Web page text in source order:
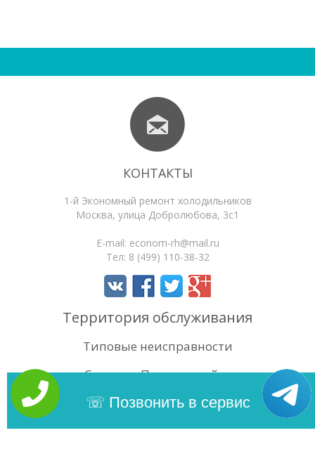
КОНТАКТЫ
1-й Экономный ремонт холодильников
Москва, улица Добролюбова, 3с1
E-mail: econom-rh@mail.ru
Тел: 8 (499) 110-38-32
Территория обслуживания
Типовые неисправности
Статьи
Поиск по сайту
Позвонить в сервис